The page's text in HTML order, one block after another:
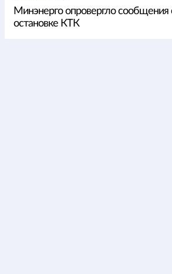
Минэнерго опровергло сообщения
остановке КТК